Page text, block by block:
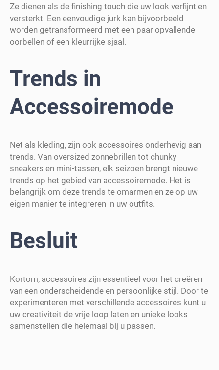
Ze dienen als de finishing touch die uw look verfijnt en
versterkt. Een eenvoudige jurk kan bijvoorbeeld
worden getransformeerd met een paar opvallende
oorbellen of een kleurrijke sjaal.
Trends in
Accessoiremode
Net als kleding, zijn ook accessoires onderhevig aan
trends. Van oversized zonnebrillen tot chunky
sneakers en mini-tassen, elk seizoen brengt nieuwe
trends op het gebied van accessoiremode. Het is
belangrijk om deze trends te omarmen en ze op uw
eigen manier te integreren in uw outfits.
Besluit
Kortom, accessoires zijn essentieel voor het creëren
van een onderscheidende en persoonlijke stijl. Door te
experimenteren met verschillende accessoires kunt u
uw creativiteit de vrije loop laten en unieke looks
samenstellen die helemaal bij u passen.